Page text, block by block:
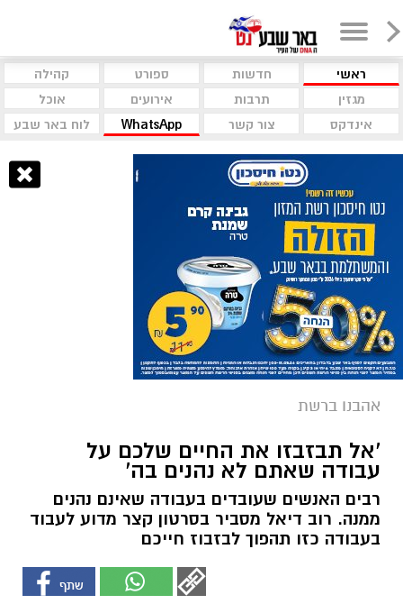
ראשי חדשות ספורט
קהילה
מגזין
תרבות אירועים
אוכל
אינדקס
צור קשר WhatsApp לוח באר שבע
אהבנו ברשת
'אל תבזבזו את החיים שלכם על
עבודה שאתם לא נהנים בה'
רבים האנשים שעובדים בעבודה שאינם נהנים
ממנה. רוב דיאל מסביר בסרטון קצר מדוע לעבוד
בעבודה כזו תהפוך לבזבוז חייכם